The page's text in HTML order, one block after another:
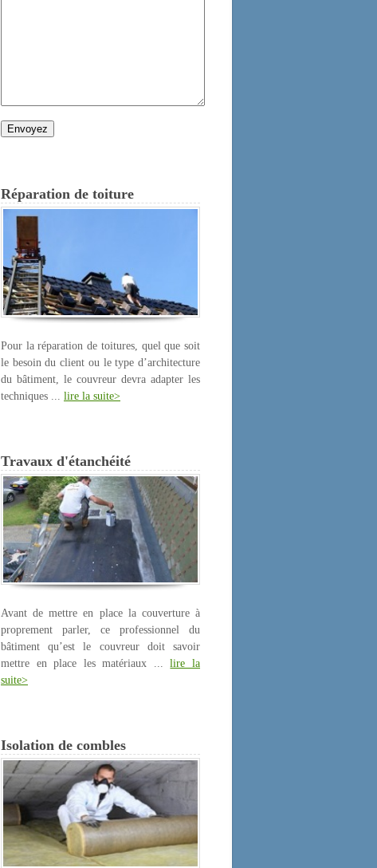
Réparation de toiture
Pour la réparation de toitures, quel que soit
le besoin du client ou le type d’architecture
du bâtiment, le couvreur devra adapter les
techniques ... lire la suite>
Travaux d'étanchéité
Avant de mettre en place la couverture à
proprement parler, ce professionnel du
bâtiment qu’est le couvreur doit savoir
mettre en place les matériaux ...lire la
suite>
Isolation de combles